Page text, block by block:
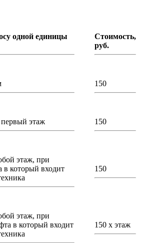
одной единицы
Стоимость,
руб.
150
этаж 150
этаж, при
в который входит
150
этаж, при
в который входит
150 х этаж